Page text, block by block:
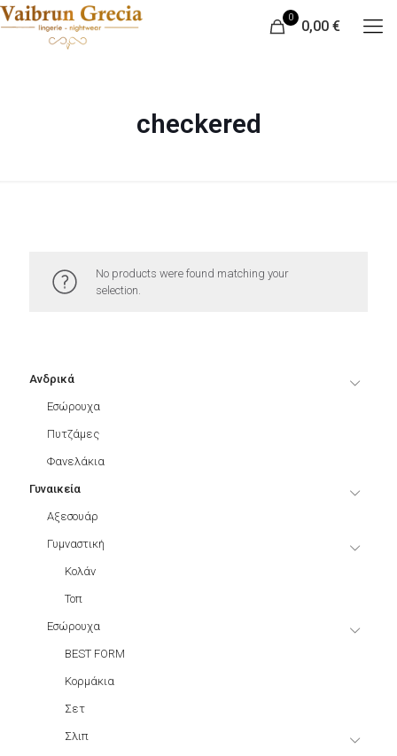
0
0,00 €
checkered
No products were found matching your
selection.
Ανδρικά
Εσώρουχα
Πυτζάμες
Φανελάκια
Γυναικεία
Αξεσουάρ
Γυμναστική
Κολάν
Τοπ
Εσώρουχα
BEST FORM
Κορμάκια
Σετ
Σλιπ